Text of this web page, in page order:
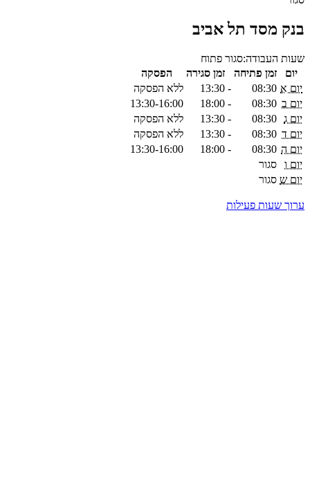
בנק מסד תל אביב
שעות העבודה:סגור פתוח
יום
זמן פתיחה זמן סגירה
הפסקה
יום א 08:30
-
13:30
ללא הפסקה
יום ב 08:30
-
18:00
13:30-16:00
יום ג 08:30
-
13:30
ללא הפסקה
יום ד 08:30
-
13:30
ללא הפסקה
יום ה 08:30
-
18:00
13:30-16:00
יום ו
סגור
יום ש סגור
ערוך שעות פעילות